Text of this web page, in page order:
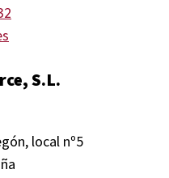
S.L.
local nº5